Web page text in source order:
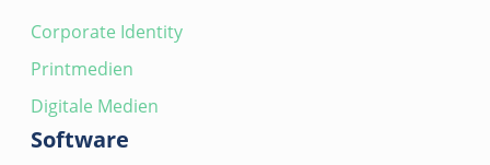
Corporate Identity
Printmedien
Digitale Medien
Software